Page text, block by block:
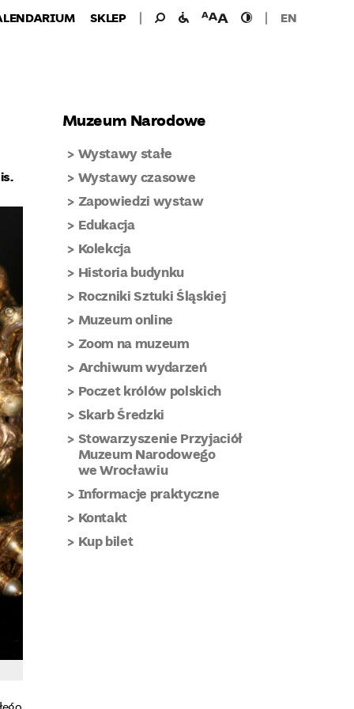
SKLEP Wyszukaj
Wyszukiwanie
dla:
udogodnieniawielkość
czcionki
wysoki
kontrast
EN
Muzeum Narodowe
Wystawy stałe
Wystawy czasowe
Zapowiedzi wystaw
Edukacja
Kolekcja
Historia budynku
Roczniki Sztuki Śląskiej
Muzeum online
Zoom na muzeum
Archiwum wydarzeń
Poczet królów polskich
Skarb Średzki
Stowarzyszenie Przyjaciół
Muzeum Narodowego
we Wrocławiu
Informacje praktyczne
Kontakt
Kup bilet